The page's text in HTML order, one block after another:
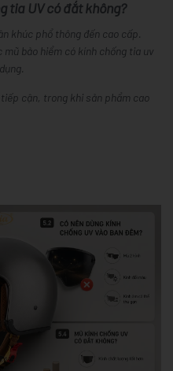
tia UV có đắt không?
khúc phổ thông đến cao cấp.
bảo hiểm có kính chống tia uv
cận, trong khi sản phẩm cao